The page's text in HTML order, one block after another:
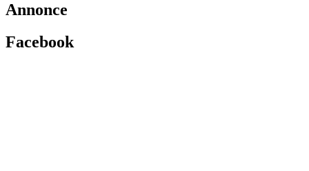
Annonce
Facebook